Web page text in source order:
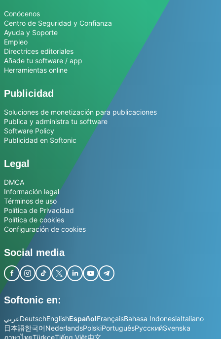
Conócenos
Centro de Seguridad y Confianza
Ayuda y Soporte
Empleo
Directrices editoriales
Añade tu software / app
Herramientas online
Publicidad
Soluciones de monetización para publicaciones
Publica y administra tu software
Software Policy
Publicidad en Softonic
Legal
DMCA
Información legal
Términos de uso
Política de Privacidad
Política de cookies
Configuración de cookies
Social media
Softonic en:
عربيDeutschEnglishEspañolFrançaisBahasa IndonesiaItaliano
日本語한국어NederlandsPolskiPortuguêsРусскийSvenska
ภาษาไทยTürkçeTiếng Việt中文